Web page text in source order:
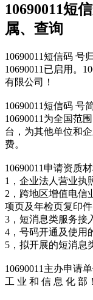
10690011短
属、查询
10690011短信码 号
10690011已启用。
有限公司！
10690011短信码 号
10690011为全国范
台，为其他单位和
费。
10690011申请资质
1，企业法人营业执
2，跨地区增值电信
项页及年检页复印件
3，短消息类服务接
4，号码开通及使用
5，拟开展的短消息
10690011主办申请单
工 业 和 信 息 化 部！